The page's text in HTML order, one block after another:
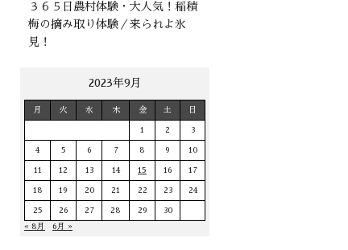
３６５日農村体験・大人気！稲積
梅の摘み取り体験／来られよ氷
見！
2023年9月
月 火 水 木 金 土 日
1 2 3
4 5 6 7 8 9 10
11 12 13 14 15 16 17
18 19 20 21 22 23 24
25 26 27 28 29
30
« 8月
6月 »